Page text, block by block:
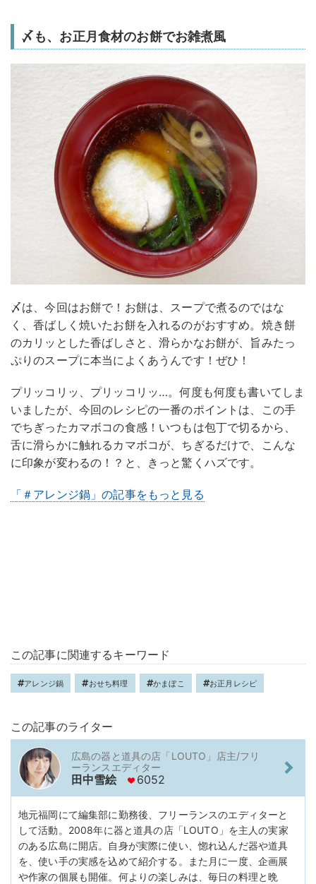
〆も、お正月食材のお餅でお雑煮風
〆は、今回はお餅で！お餅は、スープで煮るのではな
く、香ばしく焼いたお餅を入れるのがおすすめ。焼き餅
のカリッとした香ばしさと、滑らかなお餅が、旨みたっ
ぷりのスープに本当によくあうんです！ぜひ！
プリッコリッ、プリッコリッ…。何度も何度も書いてしま
いましたが、今回のレシピの一番のポイントは、この手
でちぎったカマボコの食感！いつもは包丁で切るから、
舌に滑らかに触れるカマボコが、ちぎるだけで、こんな
に印象が変わるの！？と、きっと驚くハズです。
「＃アレンジ鍋」の記事をもっと見る
この記事に関連するキーワード
アレンジ鍋 おせち料理 かまぼこ お正月レシピ
この記事のライター
広島の器と道具の店「LOUTO」店主/フリ
ーランスエディター
田中雪絵 6052
地元福岡にて編集部に勤務後、フリーランスのエディターと
して活動。2008年に器と道具の店「LOUTO」を主人の実家
のある広島に開店。自身が実際に使い、惚れ込んだ器や道具
を、使い手の実感を込めて紹介する。また月に一度、企画展
や作家の個展も開催。何よりの楽しみは、毎日の料理と晩